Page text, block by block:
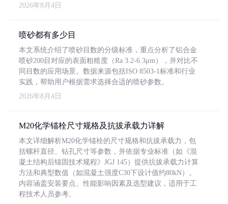
2026年8月4日
喷砂都有多少目
本文系统介绍了喷砂目数的分级标准，重点分析了铝合金
喷砂200目对应的表面粗糙度（Ra 3.2-6.3μm），并对比不
同目数的应用场景。数据来源包括ISO 8503-1标准和行业
实践，帮助用户根据需求选择合适的喷砂参数。
2026年8月4日
M20化学锚栓尺寸规格及抗拔承载力详解
本文详细解析M20化学锚栓的尺寸规格和抗拔承载力，包
括螺杆直径、钻孔尺寸等参数，并依据专业标准（如《混
凝土结构后锚固技术规程》JGJ 145）提供抗拔承载力计算
方法和典型数值（如混凝土强度C30下设计值约80kN）。
内容涵盖安装要点、性能影响因素及选型建议，适用于工
程技术人员参考。